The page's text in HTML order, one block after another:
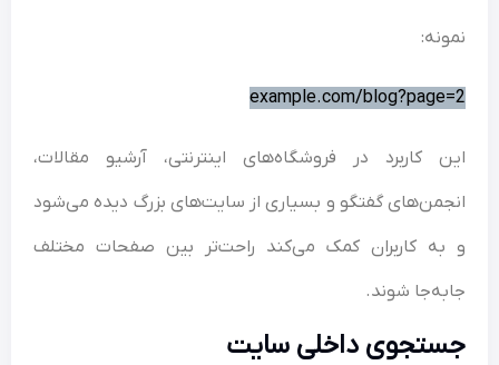
example.com/
کاربرد در فروشگاه‌های اینترنتی، آرشیو مقالات،
گفتگو و بسیاری از سایت‌های بزرگ دیده می‌شود
کاربران کمک می‌کند راحت‌تر بین صفحات مختلف
شوند.
داخلی سایت